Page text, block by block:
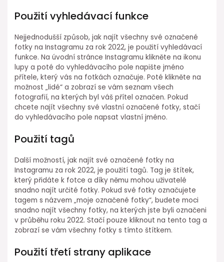
Použití vyhledávací funkce
Nejjednodušší způsob, jak najít všechny své označené
fotky na Instagramu za rok 2022, je použití vyhledávací
funkce. Na úvodní stránce Instagramu klikněte na ikonu
lupy a poté do vyhledávacího pole napište jméno
přítele, který vás na fotkách označuje. Poté klikněte na
možnost „lidé“ a zobrazí se vám seznam všech
fotografií, na kterých byl váš přítel označen. Pokud
chcete najít všechny své vlastní označené fotky, stačí
do vyhledávacího pole napsat vlastní jméno.
Použití tagů
Další možností, jak najít své označené fotky na
Instagramu za rok 2022, je použití tagů. Tag je štítek,
který přidáte k fotce a díky němu mohou uživatelé
snadno najít určité fotky. Pokud své fotky označujete
tagem s názvem „moje označené fotky“, budete moci
snadno najít všechny fotky, na kterých jste byli označeni
v průběhu roku 2022. Stačí pouze kliknout na tento tag a
zobrazí se vám všechny fotky s tímto štítkem.
Použití třetí strany aplikace